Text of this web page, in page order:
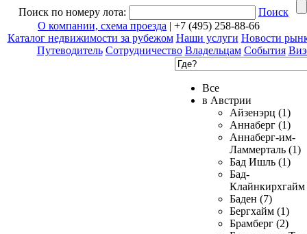
Поиск по номеру лота:
Поиск
О компании, схема проезда | +7 (495) 258-88-66
Каталог недвижимости за рубежом Наши услуги Новости
Путеводитель Сотрудничество Владельцам События
Все
в Австрии
Айзенэрц (1)
Аннаберг (1)
Аннаберг-им-
Ламмерталь (1)
Бад Ишль (1)
Бад-
Клайнкирхгайм
Баден (7)
Бергхайм (1)
Брамберг (2)